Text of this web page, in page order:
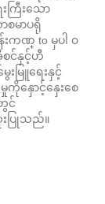
ကြီးသော
စမာပရို
းကဏ္ to မှပါ ၀
စင်နှင့်ဟီ
မြူရေးနှင့်
ကိုနှောင့်နှေးစေ
င်
ပြုသည်။